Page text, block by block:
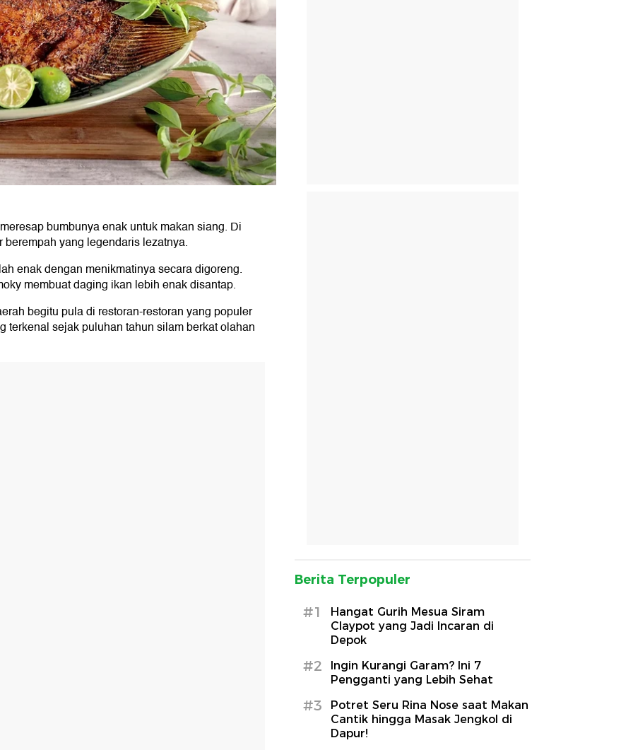
bumbunya enak untuk makan siang. Di
yang legendaris lezatnya.
enak dengan menikmatinya secara digoreng.
membuat daging ikan lebih enak disantap.
begitu pula di restoran-restoran yang populer
terkenal sejak puluhan tahun silam berkat olahan
Berita Terpopuler
#1
Hangat Gurih Mesua Siram
Claypot yang Jadi Incaran di
Depok
#2
Ingin Kurangi Garam? Ini 7
Pengganti yang Lebih Sehat
#3
Potret Seru Rina Nose saat Makan
Cantik hingga Masak Jengkol di
Dapur!